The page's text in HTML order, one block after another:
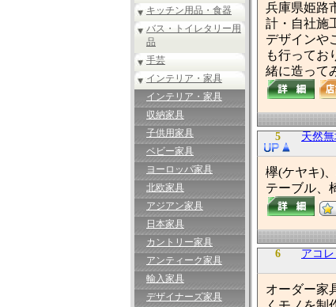
キッチン用品・食器
バス・トイレタリー用
品
手芸
インテリア・家具
インテリア・家具
収納家具
子供用家具
ベビー家具
ヨーロッパ家具
北欧家具
アジアン家具
日本家具
カントリー家具
アンティーク家具
輸入家具
デザイナーズ家具
兵庫県姫路
計・自社施
デザインや
も行ってお
緒に造って
5 天然
欅(ケヤキ)
テーブル、
6 アコ
オーダー家